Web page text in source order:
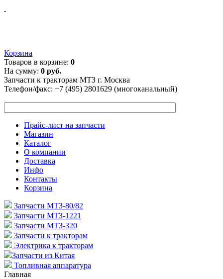
Корзина
Товаров в корзине: 0
На сумму: 0 руб.
Запчасти к тракторам МТЗ г. Москва
Телефон/факс: +7 (495) 2801629 (многоканальный)
Прайс-лист на запчасти
Магазин
Каталог
О компании
Доставка
Инфо
Контакты
Корзина
Запчасти МТЗ-80/82
Запчасти МТЗ-1221
Запчасти МТЗ-320
Запчасти к тракторам
Электрика к тракторам
Запчасти из Китая
Топливная аппаратура
Главная